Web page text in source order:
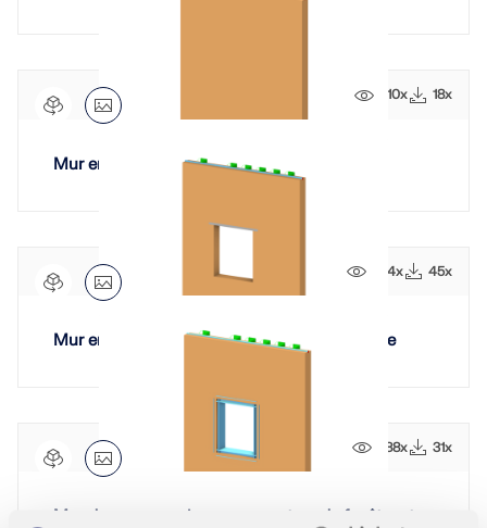
510x 18x
Mur en maçonnerie avec ouverture
694x 45x
Mur en maçonnerie avec ouverture de fenêtre
688x 31x
Mur de maçonnerie avec ouverture de fenêtre et ar